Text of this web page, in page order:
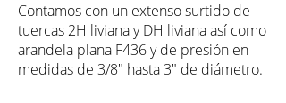
Contamos con un extenso surtido de
tuercas 2H liviana y DH liviana así como
arandela plana F436 y de presión en
medidas de 3/8" hasta 3" de diámetro.